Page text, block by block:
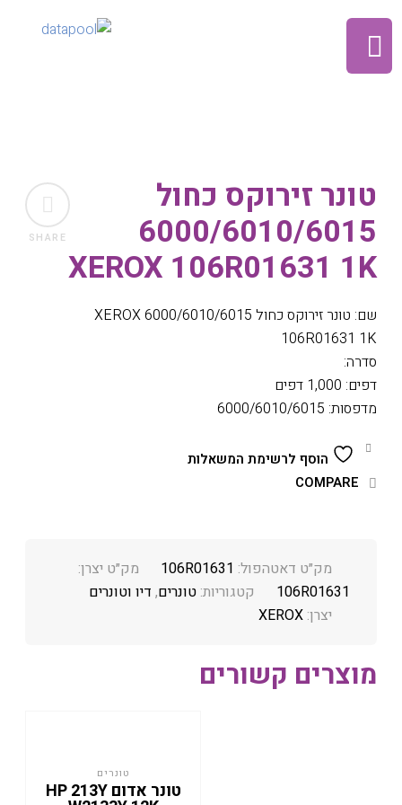
SHARE
טונר זירוקס כחול
6000/6010/6015
XEROX 106R01631 1K
שם: טונר זירוקס כחול 6000/6010/6015 XEROX
106R01631 1K
סדרה:
דפים: 1,000 דפים
מדפסות: 6000/6010/6015
הוסף לרשימת המשאלות
COMPARE
מק״ט דאטהפול: 106R01631
מק״ט יצרן:
106R01631
קטגוריות:טונרים, דיו וטונרים
יצרן:XEROX
מוצרים קשורים
טונרים
טונר אדום HP 213Y